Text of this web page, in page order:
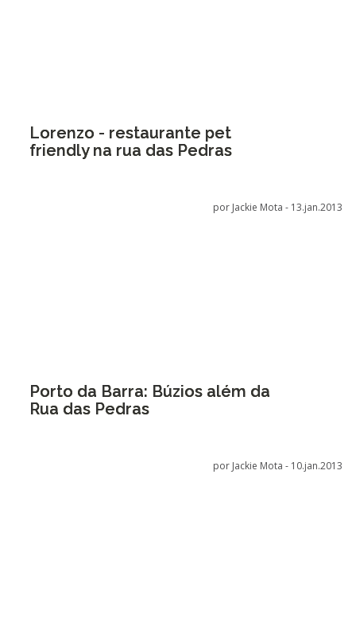
Lorenzo - restaurante pet
friendly na rua das Pedras
por Jackie Mota - 13.jan.2013
Porto da Barra: Búzios além da
Rua das Pedras
por Jackie Mota - 10.jan.2013